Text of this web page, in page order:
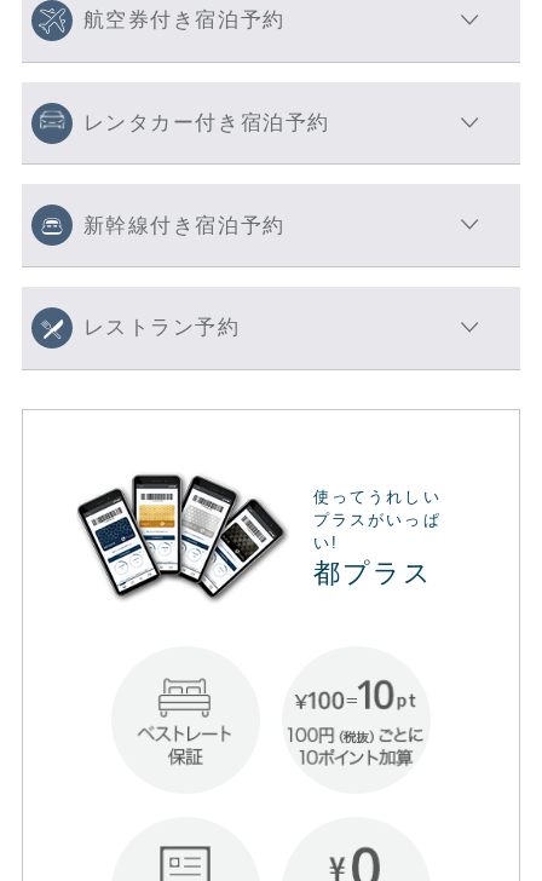
航空券付き宿泊予約
レンタカー付き宿泊予約
新幹線付き宿泊予約
レストラン予約
使ってうれしい
プラスがいっぱ
い!
都プラス